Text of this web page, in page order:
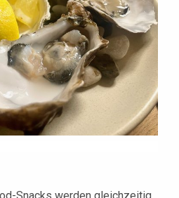
Snacks werden gleichzeitig